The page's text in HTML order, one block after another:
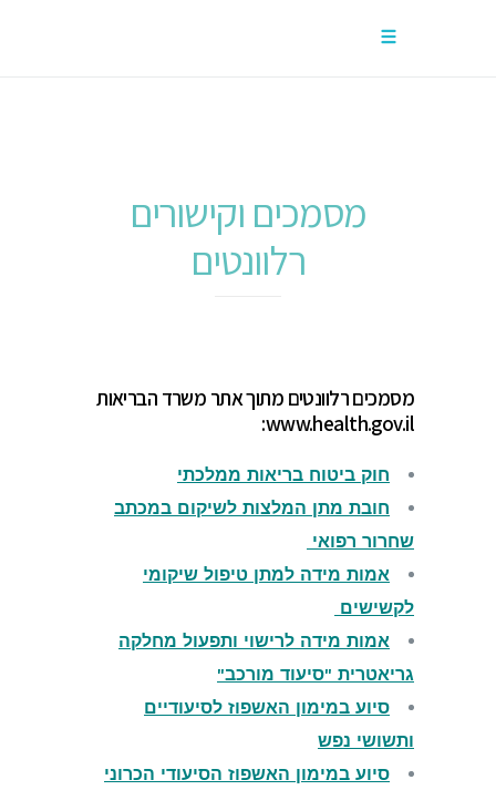
מסמכים וקישורים
רלוונטים
מסמכים רלוונטים מתוך אתר משרד הבריאות
www.health.gov.il:
חוק ביטוח בריאות ממלכתי
חובת מתן המלצות לשיקום במכתב
שחרור רפואי
אמות מידה למתן טיפול שיקומי
לקשישים
אמות מידה לרישוי ותפעול מחלקה
גריאטרית "סיעוד מורכב"
סיוע במימון האשפוז לסיעודיים
ותשושי נפש
סיוע במימון האשפוז הסיעודי הכרוני